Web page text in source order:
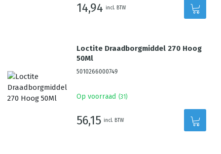
14,94 incl. BTW
Loctite Draadborgmiddel 270 Hoog
50Ml
5010266000749
Op voorraad (31 )
56,15 incl. BTW